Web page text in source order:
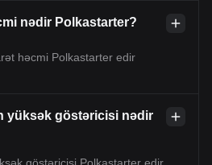
nədir Polkastarter?
həcmi Polkastarter edir
yüksək göstəricisi nədir
göstəricisi Polkastarter edir